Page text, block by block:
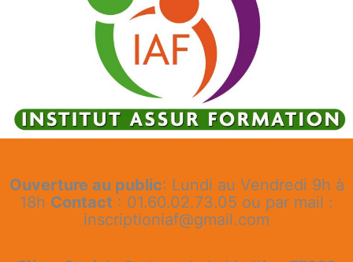
Ouverture au public: Lundi au Vendredi 9h à
18h Contact : 01.60.02.73.05 ou par mail :
inscriptioniaf@gmail.com